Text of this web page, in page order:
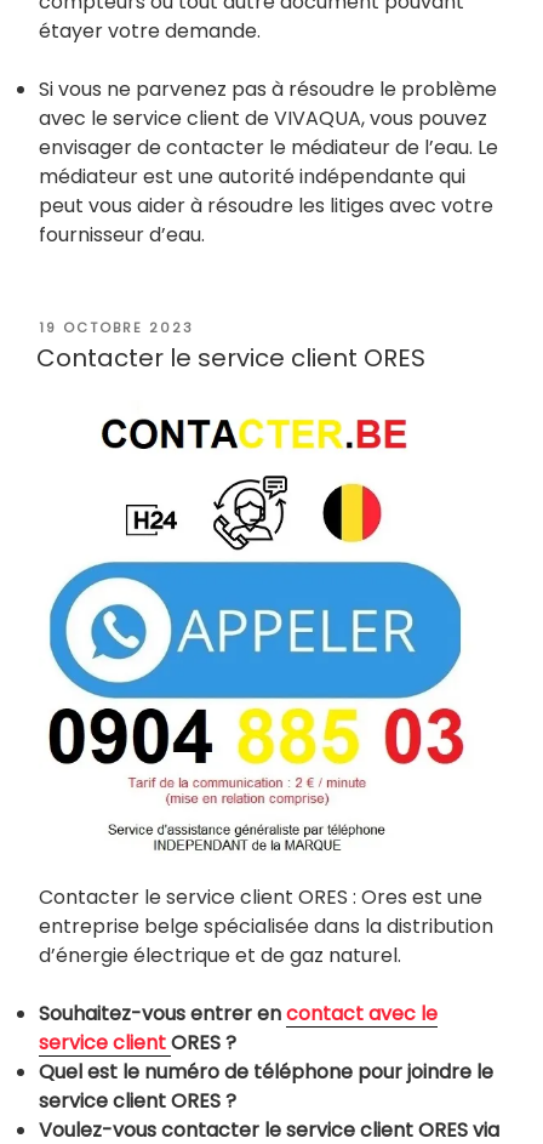
étayer votre demande.
Si vous ne parvenez pas à résoudre le problème
avec le service client de VIVAQUA, vous pouvez
envisager de contacter le médiateur de l’eau. Le
médiateur est une autorité indépendante qui
peut vous aider à résoudre les litiges avec votre
fournisseur d’eau.
PUBLIÉ
LE
19 OCTOBRE 2023
Contacter le service client ORES
Contacter le service client ORES : Ores est une
entreprise belge spécialisée dans la distribution
d’énergie électrique et de gaz naturel.
Souhaitez-vous entrer encontact avec le
service clientORES ?
Quel est le numéro de téléphone pour joindre le
service client ORES ?
Voulez-vous contacter le service client ORES via